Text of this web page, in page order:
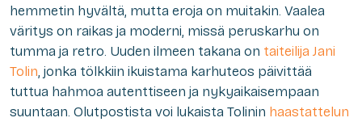
hemmetin hyvältä, mutta eroja on muitakin. Vaalea
väritys on raikas ja moderni, missä peruskarhu on
tumma ja retro. Uuden ilmeen takana on taiteilija Jani
Tolin, jonka tölkkiin ikuistama karhuteos päivittää
tuttua hahmoa autenttiseen ja nykyaikaisempaan
suuntaan. Olutpostista voi lukaista Tolinin haastattelun